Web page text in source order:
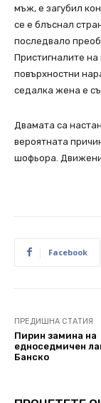
мъж, е загубил
се е блъснал
последвало
Пристигналите
повърхностни
седалка жена е
Двамата са
вероятната
шофьора.
Facebook
ПРЕДИШНА СТАТИЯ
Пирин замина на
едноседмичен
Банскo